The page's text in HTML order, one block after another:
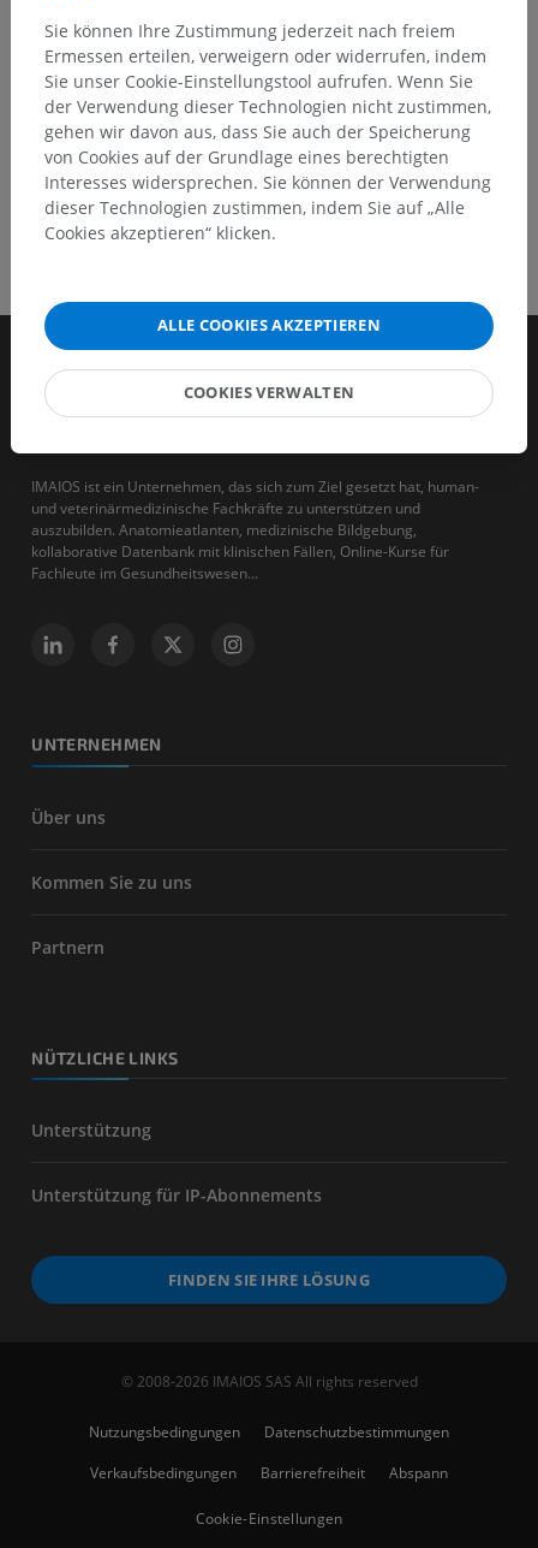
HOLE SIE SICH DIE APP
IMAIOS ist ein Unternehmen, das sich zum Ziel gesetzt hat, human-
und veterinärmedizinische Fachkräfte zu unterstützen und
auszubilden. Anatomieatlanten, medizinische Bildgebung,
kollaborative Datenbank mit klinischen Fällen, Online-Kurse für
Fachleute im Gesundheitswesen...
UNTERNEHMEN
Über uns
Kommen Sie zu uns
Partnern
NÜTZLICHE LINKS
Unterstützung
Unterstützung für IP-Abonnements
FINDEN SIE IHRE LÖSUNG
© 2008-2026 IMAIOS SAS All rights reserved
Nutzungsbedingungen
Datenschutzbestimmungen
Verkaufsbedingungen
Barrierefreiheit Abspann
Cookie-Einstellungen
Sie können Ihre Zustimmung jederzeit nach freiem
Ermessen erteilen, verweigern oder widerrufen, indem
Sie unser Cookie-Einstellungstool aufrufen. Wenn Sie
der Verwendung dieser Technologien nicht zustimmen,
gehen wir davon aus, dass Sie auch der Speicherung
von Cookies auf der Grundlage eines berechtigten
Interesses widersprechen. Sie können der Verwendung
dieser Technologien zustimmen, indem Sie auf „Alle
Cookies akzeptieren“ klicken.
ALLE COOKIES AKZEPTIEREN
COOKIES VERWALTEN